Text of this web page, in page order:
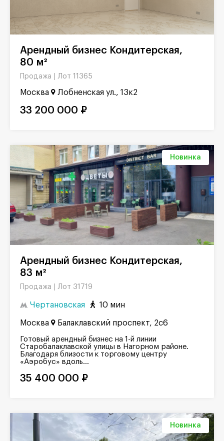
Арендный бизнес Кондитерская,
80 м²
Продажа | Лот 11365
Москва Лобненская ул., 13к2
33 200 000 ₽
Новинка
Арендный бизнес Кондитерская,
83 м²
Продажа | Лот 31719
Чертановская 10 мин
Москва Балаклавский проспект, 2с6
Готовый арендный бизнес на 1-й линии
Старобалаклавской улицы в Нагорном районе.
Благодаря близости к торговому центру
«Аэробус» вдоль...
35 400 000 ₽
Новинка